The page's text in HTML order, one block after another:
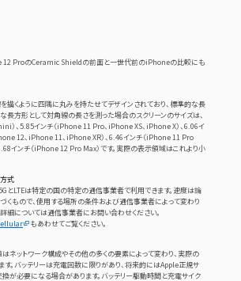
ProのCeramic Shieldの前面と一世代前のiPhoneの比較にも
描くように四隅に丸みを持たせてデザインされており、標準的な長
長方形として対角線の長さを測った場合のスクリーンのサイズは、
）、5.85インチ（iPhone 11 Pro、iPhone XS、iPhone X）、6.06イ
12、iPhone 11、iPhone XR）、6.46インチ（iPhone 11 Pro
インチ（iPhone 12 Pro Max）です。実際の表示領域はこれより小
式
とLTEは特定の国の特定の通信事業者で利用できます。速度は論
くもので、使用する場所の条件および通信事業者によって変わり
細については通信事業者にお問い合わせください。
もあわせてご覧ください。
ネットワーク構成やその他の多くの要素によって変わり、実際の
。バッテリーは充電回数に限りがあり、将来的にはApple正規サ
が必要になる場合があります。バッテリー駆動時間と充電サイク